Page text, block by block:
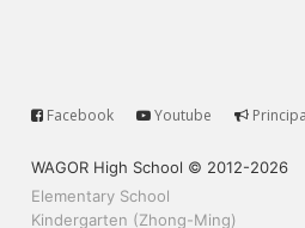
Service
Facebook Youtube
WAGOR High School © 2012-2026
Elementary School
Kindergarten (Zhong-Ming)